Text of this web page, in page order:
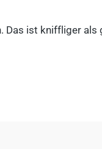
Das ist kniffliger als